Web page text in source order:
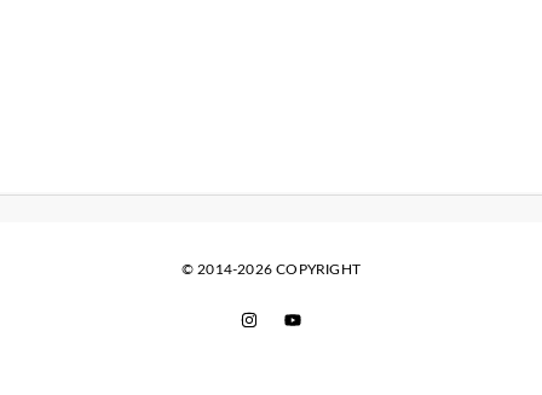
© 2014-2026 COPYRIGHT